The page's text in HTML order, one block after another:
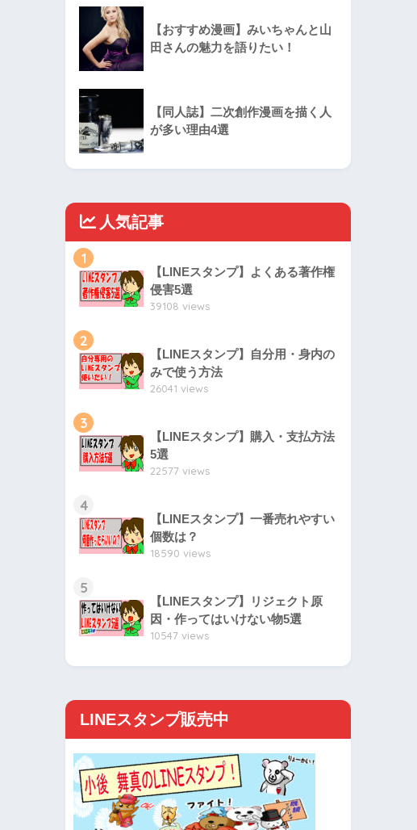
【おすすめ漫画】みいちゃんと山
田さんの魅力を語りたい！
【同人誌】二次創作漫画を描く人
が多い理由4選
人気記事
1
【LINEスタンプ】よくある著作権
侵害5選
39108 views
2
【LINEスタンプ】自分用・身内の
みで使う方法
26041 views
3
【LINEスタンプ】購入・支払方法
5選
22577 views
4
【LINEスタンプ】一番売れやすい
個数は？
18590 views
5
【LINEスタンプ】リジェクト原
因・作ってはいけない物5選
10547 views
LINEスタンプ販売中